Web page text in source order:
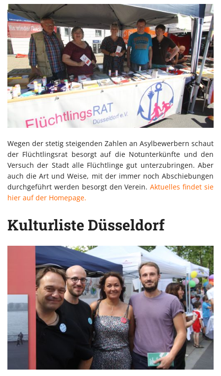
Wegen der stetig steigenden Zahlen an Asylbewerbern schaut
der Flüchtlingsrat besorgt auf die Notunterkünfte und den
Versuch der Stadt alle Flüchtlinge gut unterzubringen. Aber
auch die Art und Weise, mit der immer noch Abschiebungen
durchgeführt werden besorgt den Verein.Aktuelles findet sie
hier auf der Homepage.
Kulturliste Düsseldorf